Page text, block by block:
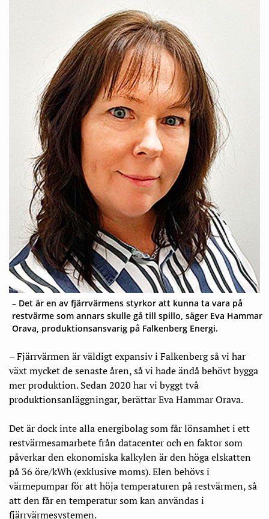
– Det är en av fjärrvärmens styrkor att kunna ta vara på
restvärme som annars skulle gå till spillo, säger Eva Hammar
Orava, produktionsansvarig på Falkenberg Energi.
– Fjärrvärmen är väldigt expansiv i Falkenberg så vi har
växt mycket de senaste åren, så vi hade ändå behövt bygga
mer produktion. Sedan 2020 har vi byggt två
produktionsanläggningar, berättar Eva Hammar Orava.
Det är dock inte alla energibolag som får lönsamhet i ett
restvärmesamarbete från datacenter och en faktor som
påverkar den ekonomiska kalkylen är den höga elskatten
på 36 öre/kWh (exklusive moms). Elen behövs i
värmepumpar för att höja temperaturen på restvärmen, så
att den får en temperatur som kan användas i
fjärrvärmesystemen.